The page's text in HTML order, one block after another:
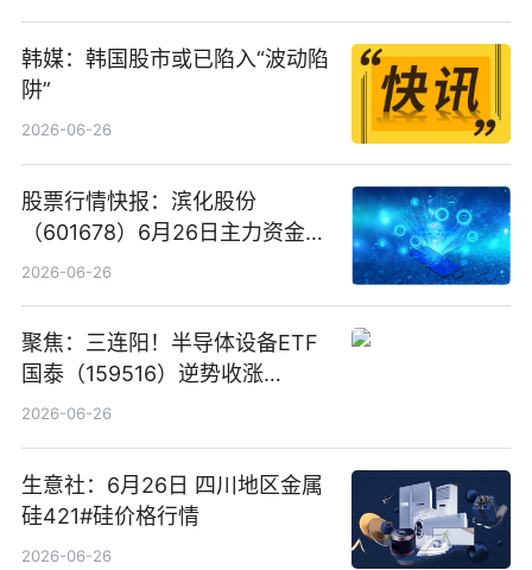
韩媒：韩国股市或已陷入“波动陷
阱”
2026-06-26
股票行情快报：滨化股份
（601678）6月26日主力资金净
卖出5964.34万元
2026-06-26
聚焦：三连阳！半导体设备ETF
国泰（159516）逆势收涨
3.5%，近10日累计净流入超65
2026-06-26
生意社：6月26日 四川地区金属
硅421#硅价格行情
2026-06-26